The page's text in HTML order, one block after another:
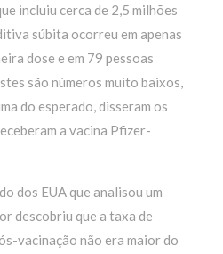
incluiu cerca de 2,5 milhões
súbita ocorreu em apenas
dose e em 79 pessoas
são números muito baixos,
do esperado, disseram os
a vacina Pfizer-
dos EUA que analisou um
descobriu que a taxa de
vacinação não era maior do